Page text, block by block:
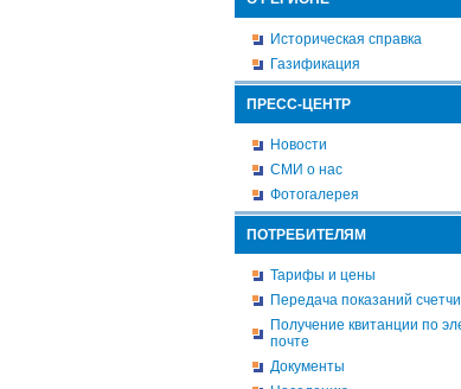
Историческая справка
Газификация
ПРЕСС-ЦЕНТР
Новости
СМИ о нас
Фотогалерея
ПОТРЕБИТЕЛЯМ
Тарифы и цены
Передача показаний
Получение квитанции по
почте
Документы